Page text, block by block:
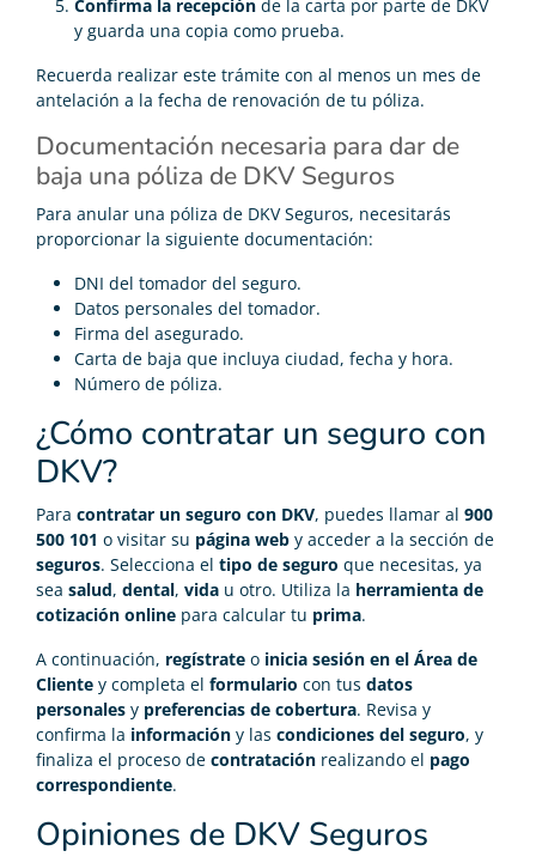
Confirma la recepción de la carta por parte de DKV
y guarda una copia como prueba.
Recuerda realizar este trámite con al menos un mes de
antelación a la fecha de renovación de tu póliza.
Documentación necesaria para dar de
baja una póliza de DKV Seguros
Para anular una póliza de DKV Seguros, necesitarás
proporcionar la siguiente documentación:
DNI del tomador del seguro.
Datos personales del tomador.
Firma del asegurado.
Carta de baja que incluya ciudad, fecha y hora.
Número de póliza.
¿Cómo contratar un seguro con
DKV?
Para contratar un seguro con DKV, puedes llamar al 900
500 101 o visitar su página web y acceder a la sección de
seguros. Selecciona el tipo de seguro que necesitas, ya
sea salud, dental, vida u otro. Utiliza la herramienta de
cotización online para calcular tu prima.
A continuación, regístrate o inicia sesión en el Área de
Cliente y completa el formulario con tus datos
personales y preferencias de cobertura. Revisa y
confirma la información y las condiciones del seguro, y
finaliza el proceso de contratación realizando el pago
correspondiente.
Opiniones de DKV Seguros